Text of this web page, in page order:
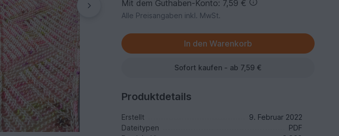
Mit dem Guthaben-Konto: 7,59 €
Alle Preisangaben inkl. MwSt.
Sofort kaufen - ab 7,59 €
Produktdetails
Erstellt
9. Februar 2022
Dateitypen
PDF